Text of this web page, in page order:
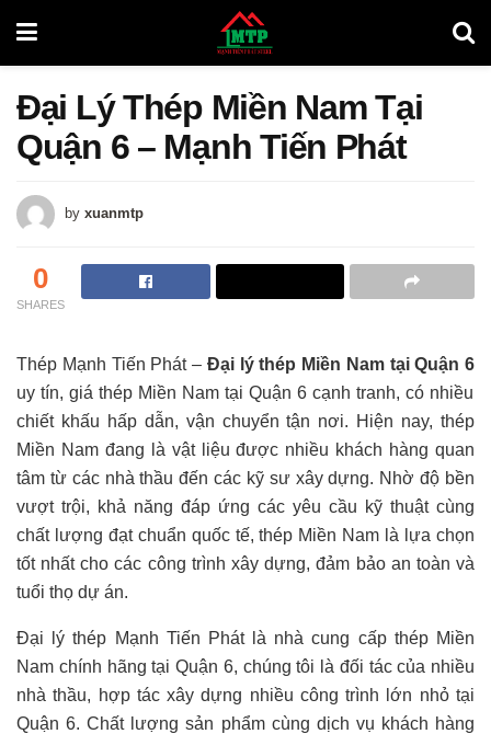
Đại Lý Thép Miền Nam Tại
Quận 6 – Mạnh Tiến Phát
by xuanmtp
0
SHARES
Thép Mạnh Tiến Phát – Đại lý thép Miền Nam tại Quận 6
uy tín, giá thép Miền Nam tại Quận 6 cạnh tranh, có nhiều
chiết khấu hấp dẫn, vận chuyển tận nơi. Hiện nay, thép
Miền Nam đang là vật liệu được nhiều khách hàng quan
tâm từ các nhà thầu đến các kỹ sư xây dựng. Nhờ độ bền
vượt trội, khả năng đáp ứng các yêu cầu kỹ thuật cùng
chất lượng đạt chuẩn quốc tế, thép Miền Nam là lựa chọn
tốt nhất cho các công trình xây dựng, đảm bảo an toàn và
tuổi thọ dự án.
Đại lý thép Mạnh Tiến Phát là nhà cung cấp thép Miền
Nam chính hãng tại Quận 6, chúng tôi là đối tác của nhiều
nhà thầu, hợp tác xây dựng nhiều công trình lớn nhỏ tại
Quận 6. Chất lượng sản phẩm cùng dịch vụ khách hàng